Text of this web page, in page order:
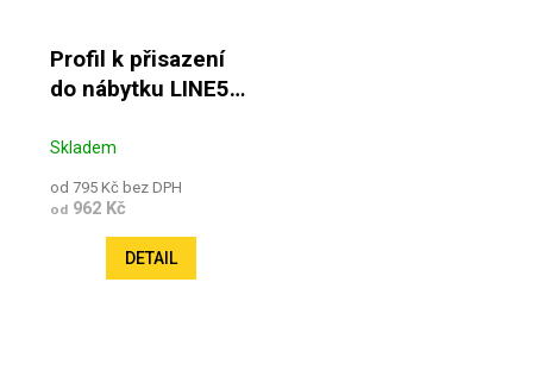
Profil k přisazení
do nábytku LINE5
Skladem
od 795 Kč bez DPH
od962 Kč
DETAIL